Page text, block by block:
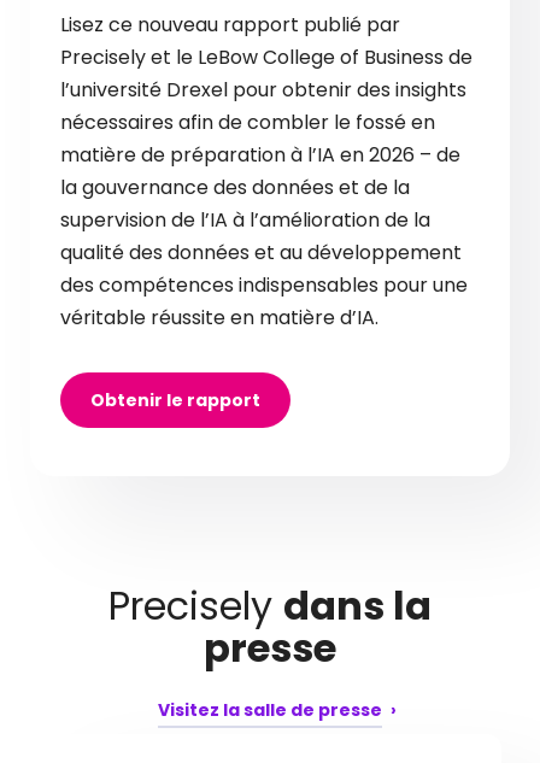
Lisez ce nouveau rapport publié par
Precisely et le LeBow College of Business de
l’université Drexel pour obtenir des insights
nécessaires afin de combler le fossé en
matière de préparation à l’IA en 2026 – de
la gouvernance des données et de la
supervision de l’IA à l’amélioration de la
qualité des données et au développement
des compétences indispensables pour une
véritable réussite en matière d’IA.
Obtenir le rapport
Precisely dans la
presse
Visitez la salle de presse